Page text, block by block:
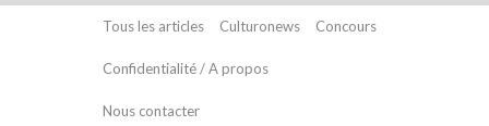
Tous les articles Culturonews Concours
Confidentialité / A propos
Nous contacter